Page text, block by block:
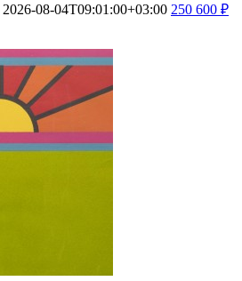
2026-08-04T09:01:00+03:00 250 600 ₽